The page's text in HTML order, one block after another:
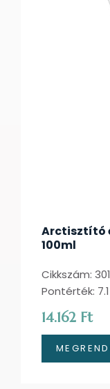
Arctisztító
100ml
Cikkszám:
Pontérték:
14.162 Ft